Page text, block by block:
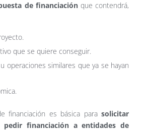
de financiaciónque contendrá,
que se quiere conseguir.
operaciones similares que ya se hayan
financiación es básica para solicitar
pedir financiación a entidades de